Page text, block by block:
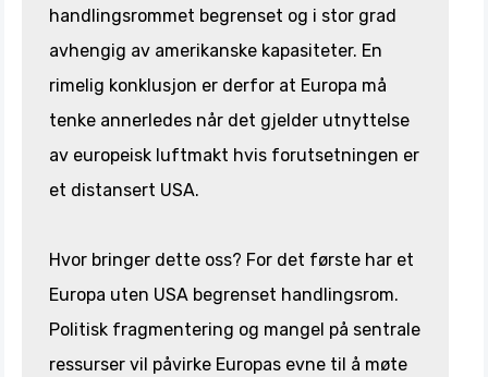
handlingsrommet begrenset og i stor grad
avhengig av amerikanske kapasiteter. En
rimelig konklusjon er derfor at Europa må
tenke annerledes når det gjelder utnyttelse
av europeisk luftmakt hvis forutsetningen er
et distansert USA.
Hvor bringer dette oss? For det første har et
Europa uten USA begrenset handlingsrom.
Politisk fragmentering og mangel på sentrale
ressurser vil påvirke Europas evne til å møte